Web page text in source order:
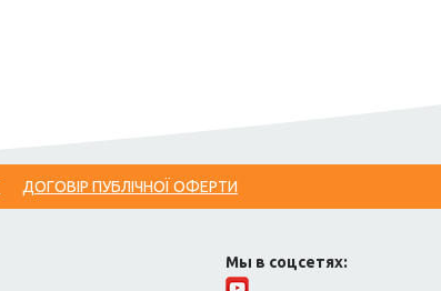
ДОГОВІР ПУБЛІЧНОЇ ОФЕРТИ
Мы в соцсетях: